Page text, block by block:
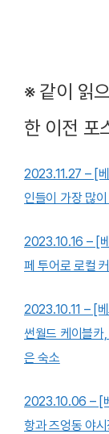
※ 같이 읽
한 이전 포
2023.11.27 – [
인들이 가장 많
2023.10.16 – [
페 투어로 로컬
2023.10.11 – [
썬월드 케이블카
은 숙소
2023.10.06 – [
항과 즈엉동 야